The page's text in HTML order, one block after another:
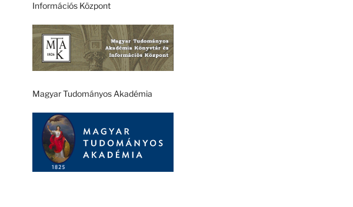
Információs Központ
Magyar Tudományos Akadémia